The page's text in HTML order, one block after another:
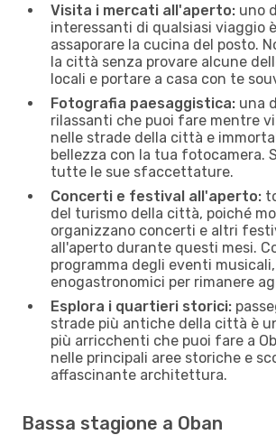
Visita i mercati all'aperto: uno
interessanti di qualsiasi viaggio
assaporare la cucina del posto.
la città senza provare alcune
locali e portare a casa con te
Fotografia paesaggistica: una
rilassanti che puoi fare mentre
nelle strade della città e
bellezza con la tua fotocamera.
tutte le sue sfaccettature.
Concerti e festival all'aperto:
del turismo della città, poiché
organizzano concerti e altri
all'aperto durante questi mesi.
programma degli eventi
enogastronomici per rimanere
Esplora i quartieri storici:
strade più antiche della città è
più arricchenti che puoi fare a
nelle principali aree storiche e
affascinante architettura.
Bassa stagione a Oban